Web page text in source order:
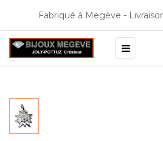
Fabriqué à Megève -
la
☰